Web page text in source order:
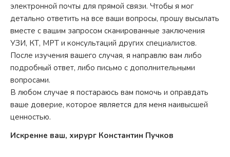
электронной почты для прямой связи. Чтобы я мог
детально ответить на все ваши вопросы, прошу высылать
вместе с вашим запросом сканированные заключения
УЗИ, КТ, МРТ и консультаций других специалистов.
После изучения вашего случая, я направлю вам либо
подробный ответ, либо письмо с дополнительными
вопросами.
В любом случае я постараюсь вам помочь и оправдать
ваше доверие, которое является для меня наивысшей
ценностью.
Искренне ваш, хирург Константин Пучков